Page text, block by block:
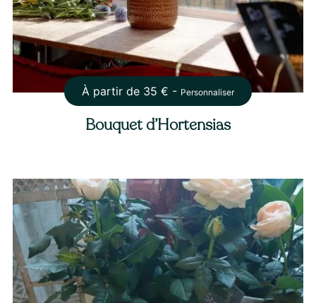
À partir de 35 € - Personnaliser
Bouquet d’Hortensias